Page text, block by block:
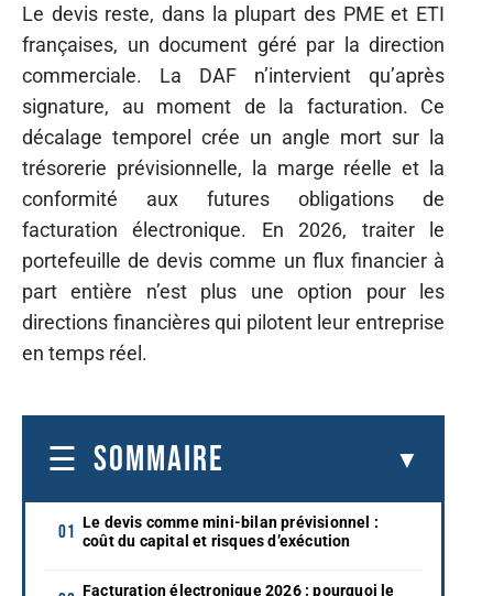
Le devis reste, dans la plupart des PME et ETI
françaises, un document géré par la direction
commerciale. La DAF n’intervient qu’après
signature, au moment de la facturation. Ce
décalage temporel crée un angle mort sur la
trésorerie prévisionnelle, la marge réelle et la
conformité aux futures obligations de
facturation électronique. En 2026, traiter le
portefeuille de devis comme un flux financier à
part entière n’est plus une option pour les
directions financières qui pilotent leur entreprise
en temps réel.
SOMMAIRE
Le devis comme mini-bilan prévisionnel :
coût du capital et risques d’exécution
Facturation électronique 2026 : pourquoi le